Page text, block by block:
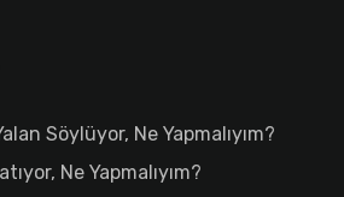
Söylüyor, Ne Yapmalıyım?
Ne Yapmalıyım?